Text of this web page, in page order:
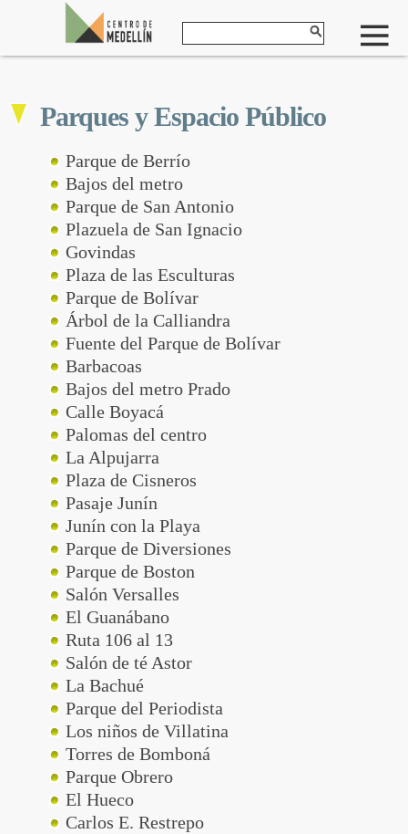
Parques y Espacio Público
Parque de Berrío
Bajos del metro
Parque de San Antonio
Plazuela de San Ignacio
Govindas
Plaza de las Esculturas
Parque de Bolívar
Árbol de la Calliandra
Fuente del Parque de Bolívar
Barbacoas
Bajos del metro Prado
Calle Boyacá
Palomas del centro
La Alpujarra
Plaza de Cisneros
Pasaje Junín
Junín con la Playa
Parque de Diversiones
Parque de Boston
Salón Versalles
El Guanábano
Ruta 106 al 13
Salón de té Astor
La Bachué
Parque del Periodista
Los niños de Villatina
Torres de Bomboná
Parque Obrero
El Hueco
Carlos E. Restrepo